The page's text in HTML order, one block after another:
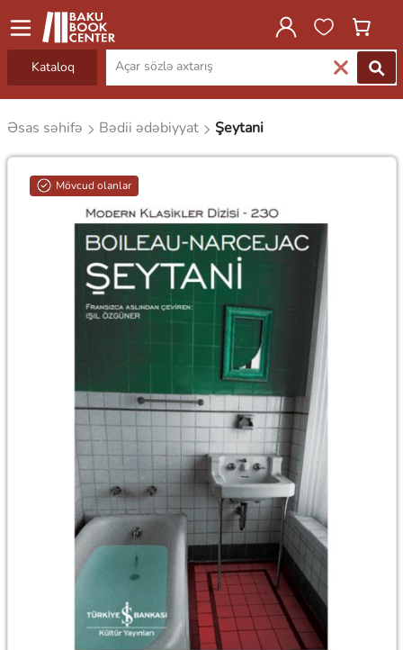
Kataloq
Əsas səhifə Bədii ədəbiyyat Şeytani
Mövcud olanlar